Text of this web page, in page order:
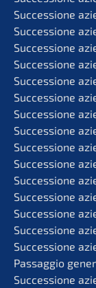
Succes­sio­ne
Succes­sio­ne
Succes­sio­ne
Succes­sio­ne
Succes­sio­ne
Succes­sio­ne
Succes­sio­ne
Succes­sio­ne
Succes­sio­ne
Succes­sio­ne
Succes­sio­ne
Succes­sio­ne
Succes­sio­ne
Succes­sio­ne
Succes­sio­ne
Passag­gio
Succes­sio­ne